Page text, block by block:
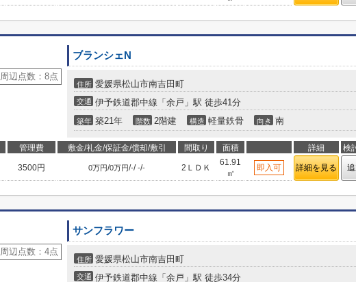
周辺点数： 8点
ブランシェN
住所 愛媛県松山市南吉田町
交通 伊予鉄道郡中線「余戸」駅 徒歩41分
築年 築21年 階数 2階建 構造 軽量鉄骨 向き 南
管理費 敷金/礼金/保証金/償却/敷引 間取り 面積 詳細 検
3500円 0万円/0万円/-/-/- 2ＬＤＫ
61.91
㎡
即入可 詳細を見る
周辺点数： 4点
サンフラワー
住所 愛媛県松山市南吉田町
交通 伊予鉄道郡中線「余戸」駅 徒歩34分